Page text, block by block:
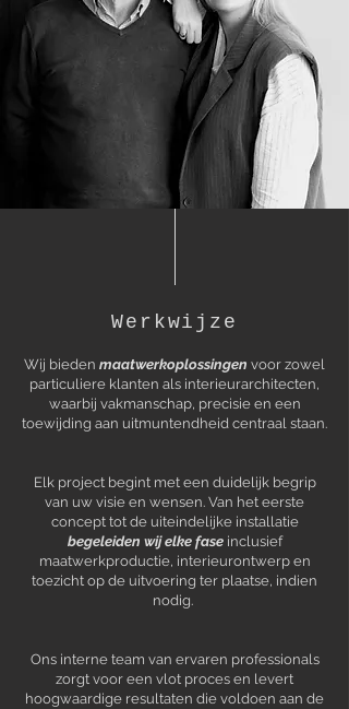
Werkwijze
Wij bieden maatwerkoplossingen voor zowel
particuliere klanten als interieurarchitecten,
waarbij vakmanschap, precisie en een
toewijding aan uitmuntendheid centraal staan.
Elk project begint met een duidelijk begrip
van uw visie en wensen. Van het eerste
concept tot de uiteindelijke installatie
begeleiden wij elke faseinclusief
maatwerkproductie, interieurontwerp en
toezicht op de uitvoering ter plaatse, indien
nodig.
Ons interne team van ervaren professionals
zorgt voor een vlot proces en levert
hoogwaardige resultaten die voldoen aan de